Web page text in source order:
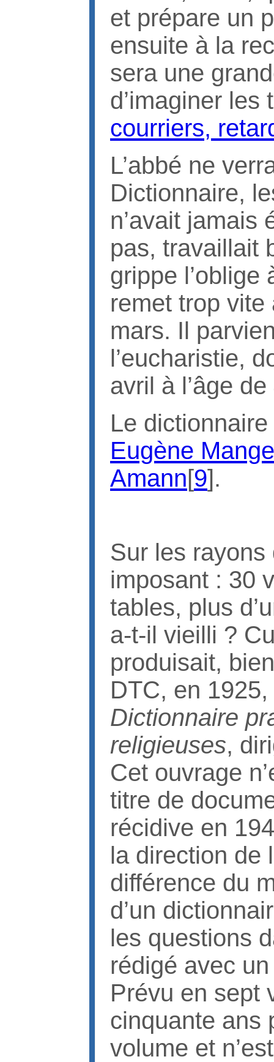
et prépare un
ensuite à la
sera une
d’imaginer les
courriers,
L’abbé ne
Dictionnaire,
n’avait jamais
pas, travaillait
grippe l’oblige
remet trop
mars. Il
l’eucharistie,
avril à l’âge
Le
Eugène
Amann[9].
Sur les
imposant : 30
tables, plus
a-t-il vieilli ?
produisait,
DTC, en
Dictionnaire
religieuses,
Cet ouvrage
titre de
récidive en
la direction de
différence du
d’un
les questions
rédigé avec un
Prévu en sept
cinquante ans
volume et